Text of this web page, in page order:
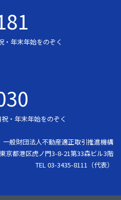
・年末年始をのぞく
・年末年始をのぞく
一般財団法人不動産適正取引推進機構
京都港区虎ノ門3-8-21第33森ビル3階
TEL 03-3435-8111（代表）